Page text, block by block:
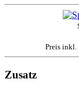
Preis inkl.
Zusatz